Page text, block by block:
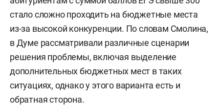
стало сложно проходить на бюджетные места
из-за высокой конкуренции. По словам Смолина,
в Думе рассматривали различные сценарии
решения проблемы, включая выделение
дополнительных бюджетных мест в таких
ситуациях, однако у этого варианта есть и
обратная сторона.